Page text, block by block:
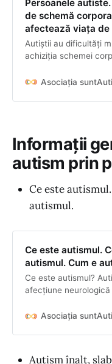
persoane din
Persoanele
de schemă
afectează viața de
Autiștii au dificultăți
achiziția schemei
dezvoltare ale
Asociația
Informații
autism prin
Ce este
autismul.
Ce este autismul.
autismul. Cum e
Ce este autismul?
afecțiune neurologică
aproximativ 1-2% din
Asociația
Autism înalt,